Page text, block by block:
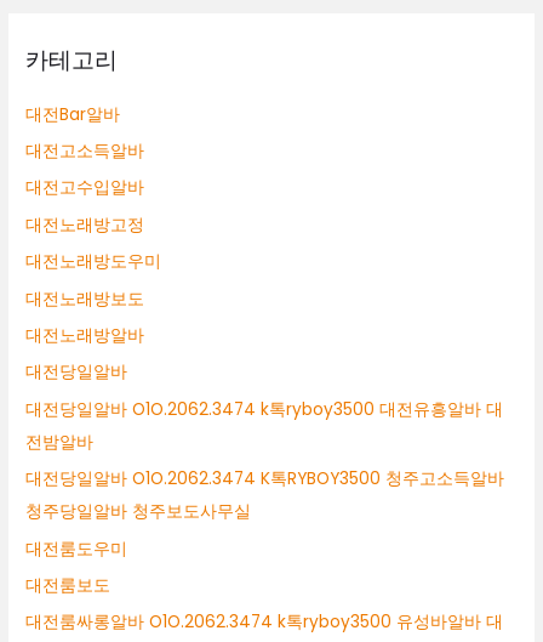
카테고리
대전Bar알바
대전고소득알바
대전고수입알바
대전노래방고정
대전노래방도우미
대전노래방보도
대전노래방알바
대전당일알바
대전당일알바 O1O.2062.3474 k톡ryboy3500 대전유흥알바 대
전밤알바
대전당일알바 O1O.2062.3474 K톡RYBOY3500 청주고소득알바
청주당일알바 청주보도사무실
대전룸도우미
대전룸보도
대전룸싸롱알바 O1O.2062.3474 k톡ryboy3500 유성바알바 대